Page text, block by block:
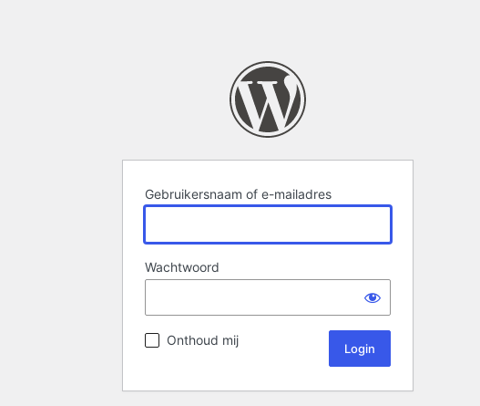
Gebruikersnaam of e-mailadres
Wachtwoord
Onthoud mij